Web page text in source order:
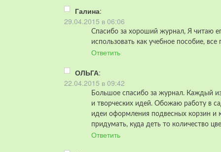
Галина:
29.04.2015 в 06:06
Спасибо за хороший журнал, Я читаю
использовать как учебное пособие,
Ответить
ОЛЬГА:
22.04.2015 в 09:42
Большое спасибо за журнал. Каждый
и творческих идей. Обожаю работу в
идеи оформления подвесных корзин и
придумать, куда деть то количество
Ответить